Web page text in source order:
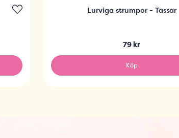
Lurviga strumpor - Tassar
79 kr
Köp